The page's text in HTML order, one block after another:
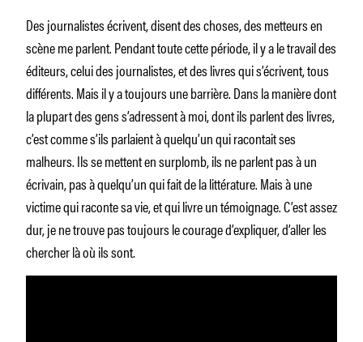
Des journalistes écrivent, disent des choses, des metteurs en
scène me parlent. Pendant toute cette période, il y a le travail des
éditeurs, celui des journalistes, et des livres qui s’écrivent, tous
différents. Mais il y a toujours une barrière. Dans la manière dont
la plupart des gens s’adressent à moi, dont ils parlent des livres,
c’est comme s’ils parlaient à quelqu’un qui racontait ses
malheurs. Ils se mettent en surplomb, ils ne parlent pas à un
écrivain, pas à quelqu’un qui fait de la littérature. Mais à une
victime qui raconte sa vie, et qui livre un témoignage. C’est assez
dur, je ne trouve pas toujours le courage d’expliquer, d’aller les
chercher là où ils sont.